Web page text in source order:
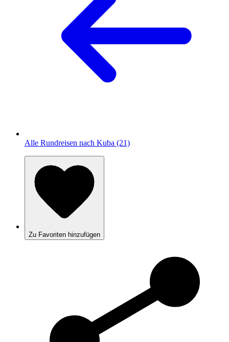
Alle Rundreisen nach Kuba (21)
Zu Favoriten hinzufügen